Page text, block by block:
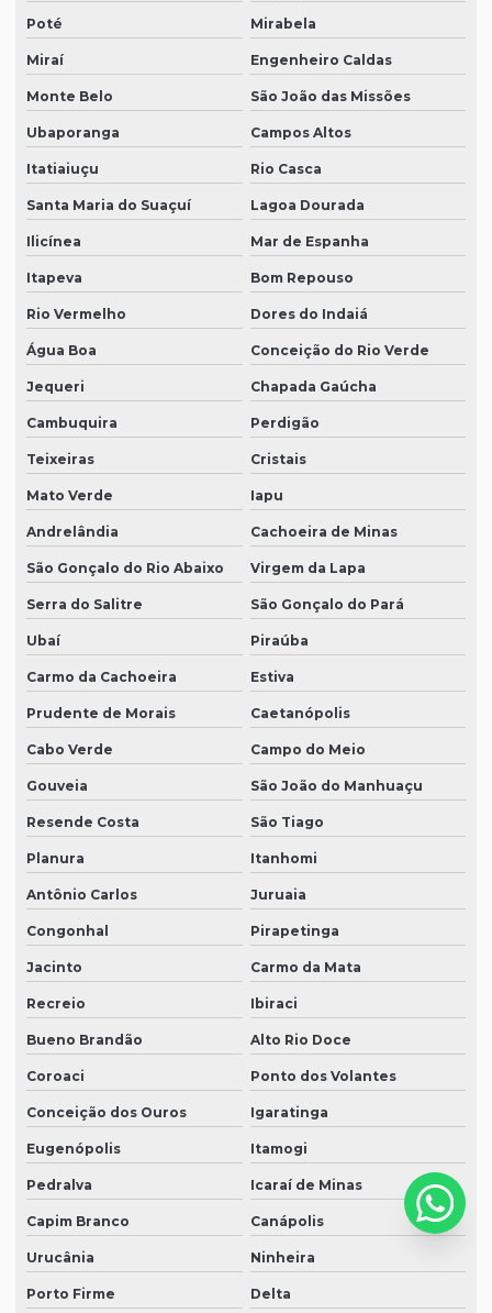
Poté Mirabela
Miraí Engenheiro Caldas
Monte Belo São João das Missões
Ubaporanga Campos Altos
Itatiaiuçu Rio Casca
Santa Maria do Suaçuí Lagoa Dourada
Ilicínea Mar de Espanha
Itapeva Bom Repouso
Rio Vermelho Dores do Indaiá
Água Boa Conceição do Rio Verde
Jequeri Chapada Gaúcha
Cambuquira Perdigão
Teixeiras Cristais
Mato Verde Iapu
Andrelândia Cachoeira de Minas
São Gonçalo do Rio Abaixo Virgem da Lapa
Serra do Salitre São Gonçalo do Pará
Ubaí Piraúba
Carmo da Cachoeira Estiva
Prudente de Morais Caetanópolis
Cabo Verde Campo do Meio
Gouveia São João do Manhuaçu
Resende Costa São Tiago
Planura Itanhomi
Antônio Carlos Juruaia
Congonhal Pirapetinga
Jacinto Carmo da Mata
Recreio Ibiraci
Bueno Brandão Alto Rio Doce
Coroaci Ponto dos Volantes
Conceição dos Ouros Igaratinga
Eugenópolis Itamogi
Pedralva Icaraí de Minas
Capim Branco Canápolis
Urucânia Ninheira
Porto Firme Delta